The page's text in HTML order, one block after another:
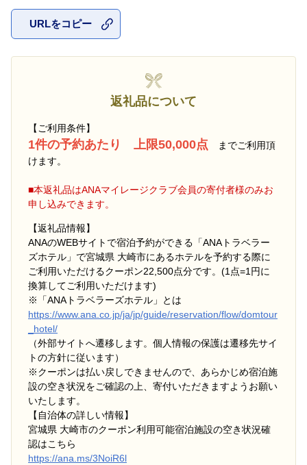
URLをコピー
返礼品について
【ご利用条件】
1件の予約あたり 上限50,000点
までご利用頂
けます。
■本返礼品はANAマイレージクラブ会員の寄付者様のみお
申し込みできます。
【返礼品情報】
ANAのWEBサイトで宿泊予約ができる「ANAトラベラー
ズホテル」で宮城県 大崎市にあるホテルを予約する際に
ご利用いただけるクーポン22,500点分です。(1点=1円に
換算してご利用いただけます)
※「ANAトラベラーズホテル」とは
https://www.ana.co.jp/ja/jp/guide/reservation/flow/domtour
_hotel/
（外部サイトへ遷移します。個人情報の保護は遷移先サイ
トの方針に従います）
※クーポンは払い戻しできませんので、あらかじめ宿泊施
設の空き状況をご確認の上、寄付いただきますようお願い
いたします。
【自治体の詳しい情報】
宮城県 大崎市のクーポン利用可能宿泊施設の空き状況確
認はこちら
https://ana.ms/3NoiR6l